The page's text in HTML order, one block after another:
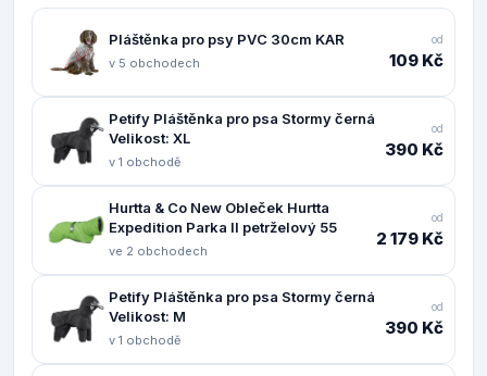
Pláštěnka pro psy PVC 30cm KAR
v 5 obchodech
od
109 Kč
Petify Pláštěnka pro psa Stormy černá
Velikost: XL
v 1 obchodě
od
390 Kč
Hurtta & Co New Obleček Hurtta
Expedition Parka II petrželový 55
ve 2 obchodech
od
2 179 Kč
Petify Pláštěnka pro psa Stormy černá
Velikost: M
v 1 obchodě
od
390 Kč